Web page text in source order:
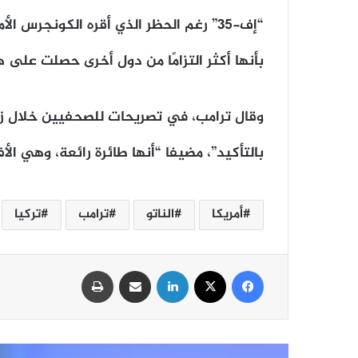
“إف-35” رغم الحظر الذي أقره
بأنها أكثر التزامًا من دول أخرى حصلت على
وقال ترامب، في تصريحات للصحفيين خلال
بالتأكيد”، مضيفا “أنها طائرة رائعة، وهي
أمريكا الناتو ترامب تركيا